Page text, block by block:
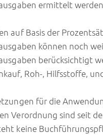
ermittelt werden.
auf Basis der
können noch
berücksichtigt
Roh-, Hilfsstoffe,
für die
Verordnung sind seit
keine